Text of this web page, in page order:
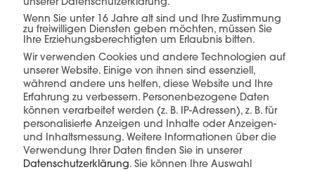
unserer Datenschutzerklärung.
Wenn Sie unter 16 Jahre alt sind und Ihre Zustimmung
zu freiwilligen Diensten geben möchten, müssen Sie
Ihre Erziehungsberechtigten um Erlaubnis bitten.
Wir verwenden Cookies und andere Technologien auf
unserer Website. Einige von ihnen sind essenziell,
während andere uns helfen, diese Website und Ihre
Erfahrung zu verbessern. Personenbezogene Daten
können verarbeitet werden (z. B. IP-Adressen), z. B. für
personalisierte Anzeigen und Inhalte oder Anzeigen-
und Inhaltsmessung. Weitere Informationen über die
Verwendung Ihrer Daten finden Sie in unserer
Datenschutzerklärung. Sie können Ihre Auswahl